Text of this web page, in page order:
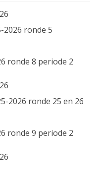
ronde 5
ronde 8 periode 2
2026 ronde 25 en 26
ronde 9 periode 2